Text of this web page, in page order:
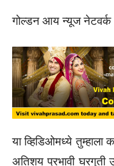
गोल्डन आय न्यूज नेटवर्क
या व्हिडिओमध्ये
अतिशय प्रभावी